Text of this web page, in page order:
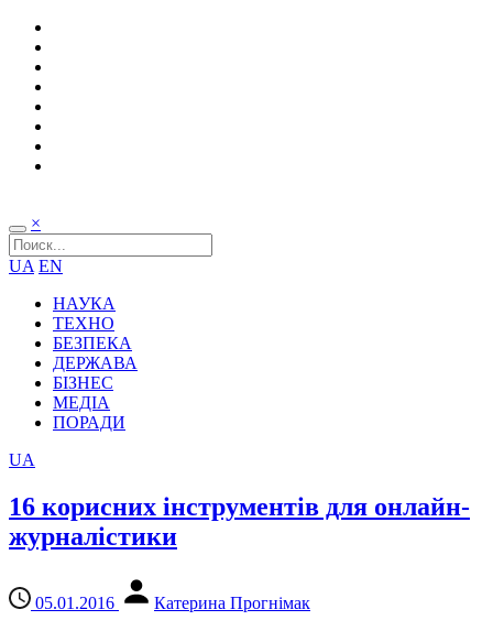
×
UA EN
НАУКА
ТЕХНО
БЕЗПЕКА
ДЕРЖАВА
БІЗНЕС
МЕДІА
ПОРАДИ
UA
16 корисних інструментів для онлайн-
журналістики
05.01.2016 Катерина Прогнімак